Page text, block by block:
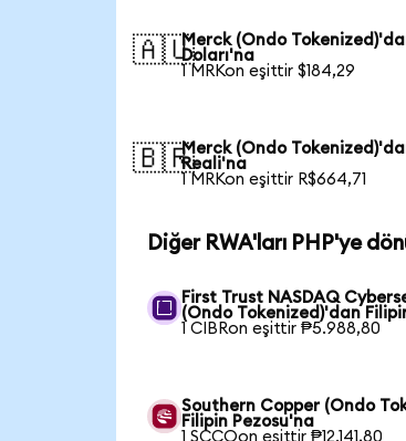
🇦🇺Merck (Ondo
Doları'na
1 MRKon eşittir $184,29
🇧🇷Merck (Ondo
Reali'na
1 MRKon eşittir R$664,71
Diğer RWA'ları PHP'ye
First Trust NASDAQ
(Ondo Tokenized)'dan
1 CIBRon eşittir ₱5.988,80
Southern Copper (Ondo
Filipin Pezosu'na
1 SCCOon eşittir ₱12.141,80